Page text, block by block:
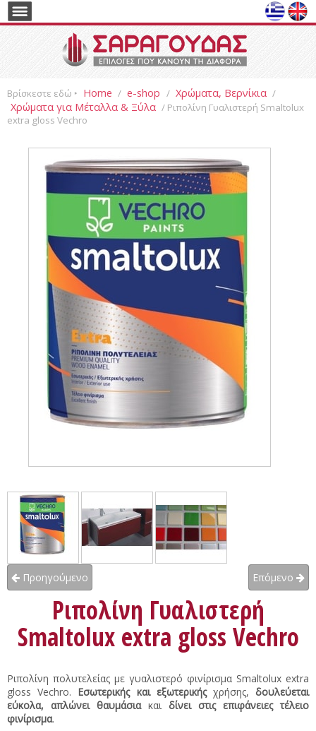
Βρίσκεστε εδώ ‣ Home / e-shop / Χρώματα, Βερνίκια /
Χρώματα για Μέταλλα & Ξύλα / Ριπολίνη Γυαλιστερή Smaltolux
extra gloss Vechro
Προηγούμενο Επόμενο
Ριπολίνη Γυαλιστερή
Smaltolux extra gloss Vechro
Ριπολίνη πολυτελείας με γυαλιστερό φινίρισμα Smaltolux extra
gloss Vechro. Εσωτερικής και εξωτερικής χρήσης,δουλεύεται
εύκολα, απλώνει θαυμάσια και δίνει στις επιφάνειες τέλειο
φινίρισμα.